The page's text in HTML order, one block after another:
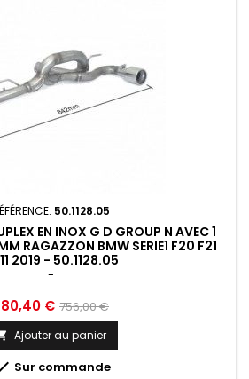
50.1128.05
EN INOX G D GROUP N AVEC 1
RAGAZZON BMW SERIE1 F20 F21
2019 - 50.1128.05
-
€ Prix
de
base
756,00 €
Ajouter au panier
Sur commande